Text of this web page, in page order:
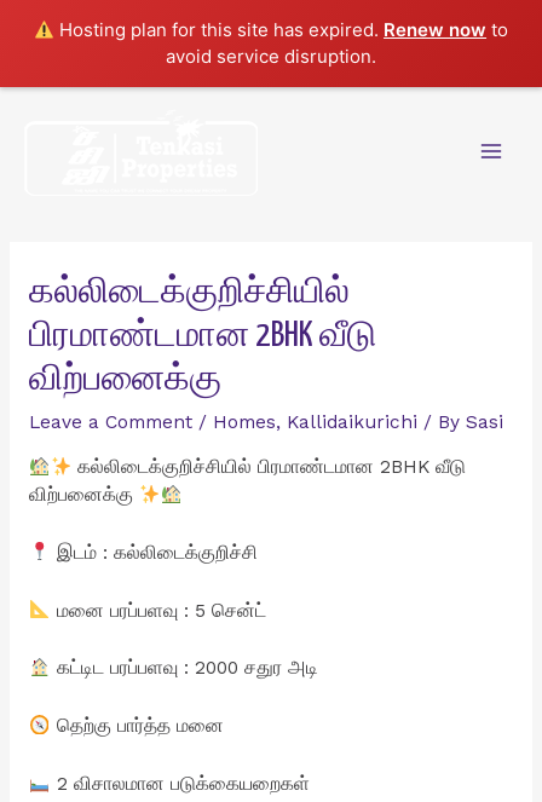
Hosting plan for this site has expired. Renew now to
avoid service disruption.
கல்லிடைக்குறிச்சியில்
பிரமாண்டமான 2BHK வீடு
விற்பனைக்கு
Leave a Comment / Homes, Kallidaikurichi / By Sasi
கல்லிடைக்குறிச்சியில் பிரமாண்டமான 2BHK வீடு
விற்பனைக்கு
இடம் : கல்லிடைக்குறிச்சி
மனை பரப்பளவு : 5 சென்ட்
கட்டிட பரப்பளவு : 2000 சதுர அடி
தெற்கு பார்த்த மனை
2 விசாலமான படுக்கையறைகள்